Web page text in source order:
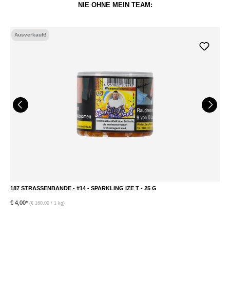
NIE OHNE MEIN TEAM:
Ausverkauft!
187 STRASSENBANDE - #14 - SPARKLING IZE T - 25 G
€ 4,00* (€ 160,00 / 1 kg)